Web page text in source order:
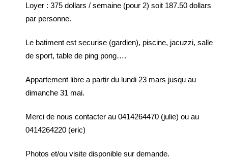
Loyer : 375 dollars / semaine (pour 2) soit 187.50 dollars
par personne.
Le batiment est securise (gardien), piscine, jacuzzi, salle
de sport, table de ping pong….
Appartement libre a partir du lundi 23 mars jusqu au
dimanche 31 mai.
Merci de nous contacter au 0414264470 (julie) ou au
0414264220 (eric)
Photos et/ou visite disponible sur demande.